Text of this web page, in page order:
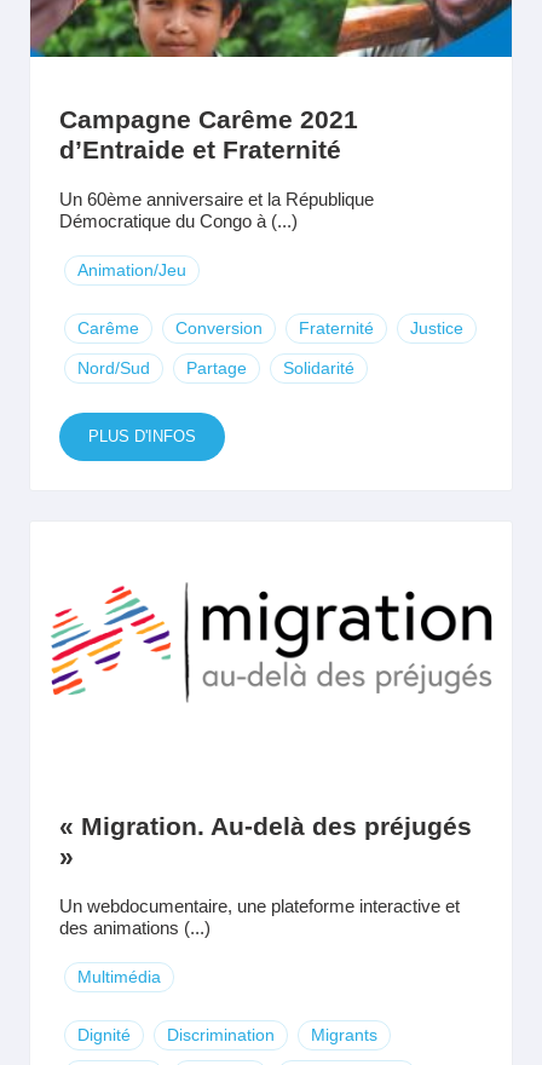
Campagne Carême 2021
d’Entraide et Fraternité
Un 60ème anniversaire et la République
Démocratique du Congo à (...)
Animation/Jeu
Carême Conversion Fraternité Justice
Nord/Sud Partage Solidarité
PLUS D'INFOS
« Migration. Au-delà des préjugés
»
Un webdocumentaire, une plateforme interactive et
des animations (...)
Multimédia
Dignité Discrimination Migrants